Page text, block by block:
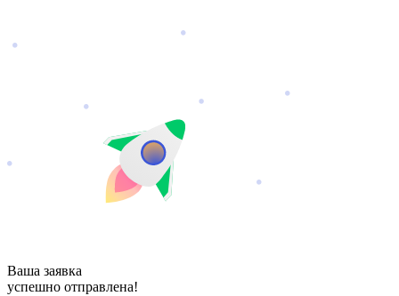
Ваша заявка
успешно отправлена!